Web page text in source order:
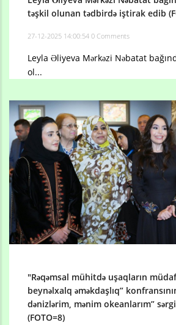
təşkil olunan tədbirdə iştirak edib
27-12-2025 14:00:54 0 Comments
Leyla Əliyeva Mərkəzi Nəbatat
ol...
"Rəqəmsal mühitdə uşaqların
beynəlxalq əməkdaşlıq”
dənizlərim, mənim okeanlarım”
(FOTO=8)